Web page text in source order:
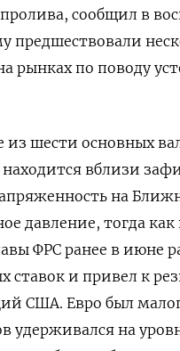
сообщил в
​предшествовали
рынках по поводу
из шести основных
находится вблизи
на
давление, тогда
ФРС ранее в июне
ставок ‌и привел к
США. Евро был
удерживался на